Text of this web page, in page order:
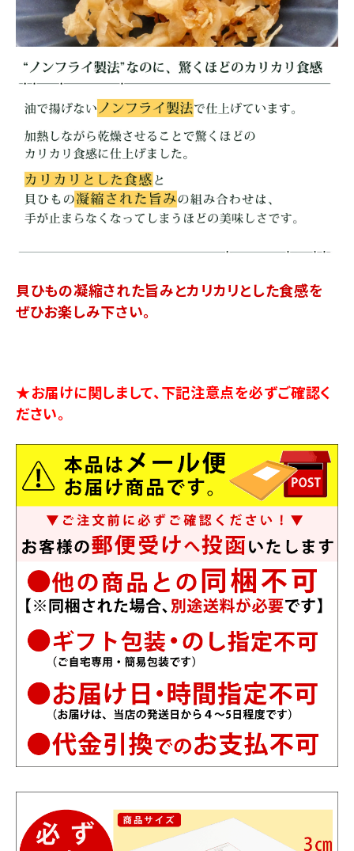
貝ひもの凝縮された旨みとカリカリとした食感を
ぜひお楽しみ下さい。
★お届けに関しまして、下記注意点を必ずご確認く
ださい。